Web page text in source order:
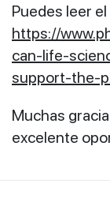
Puedes leer
https://
can-life-
support-the-
Muchas
excelente